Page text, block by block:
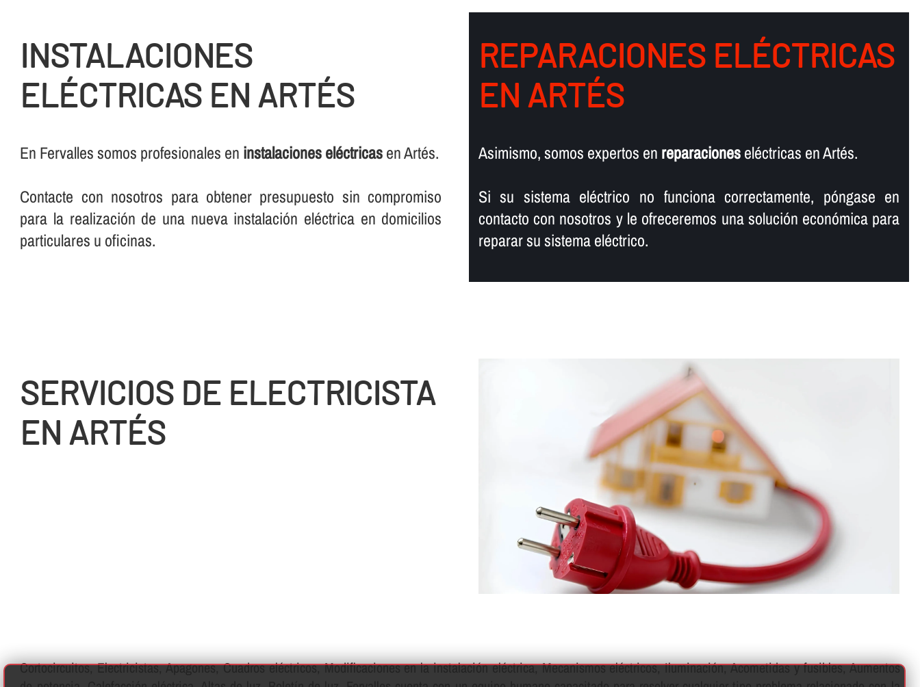
INSTALACIONES
ELÉCTRICAS EN ARTÉS
En Fervalles somos profesionales en instalaciones eléctricasen Artés.
Contacte con nosotros para obtener presupuesto sin compromiso
para la realización de una nueva instalación eléctrica en domicilios
particulares u oficinas.
REPARACIONES ELÉCTRICAS
EN ARTÉS
Asimismo, somos expertos en reparacioneseléctricas en Artés.
Si su sistema eléctrico no funciona correctamente, póngase en
contacto con nosotros y le ofreceremos una solución económica para
reparar su sistema eléctrico.
SERVICIOS DE ELECTRICISTA
EN ARTÉS
Cortocircuitos, Electricistas, Apagones, Cuadros eléctricos, Modificaciones en la instalación eléctrica, Mecanismos eléctricos, Iluminación, Acometidas y fusibles, Aumentos